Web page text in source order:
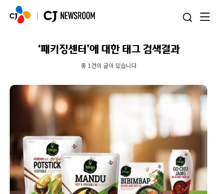
‘패키징센터’에 대한 태그 검색결과
총 1건의 글이 있습니다